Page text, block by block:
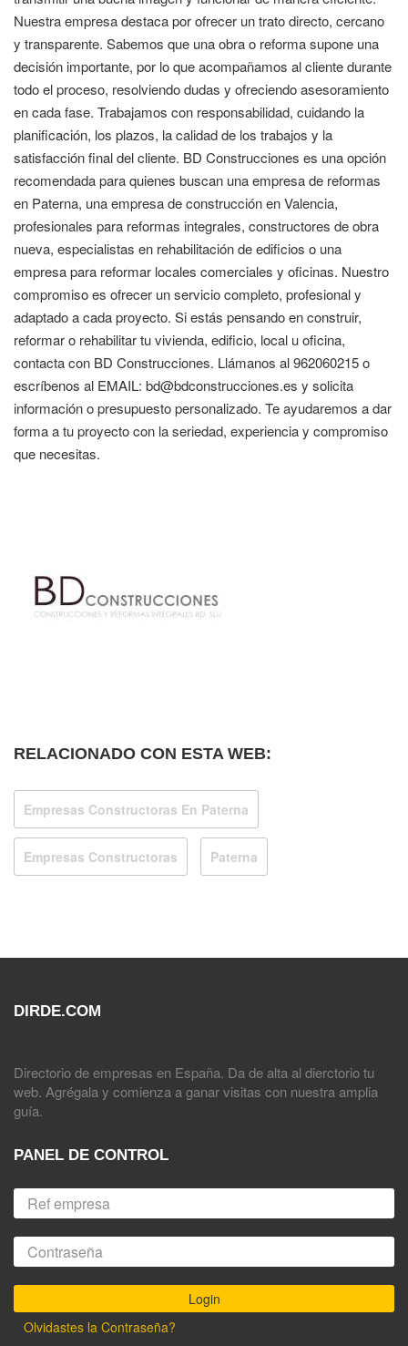
Nuestra empresa destaca por ofrecer un trato directo, cercano
y transparente. Sabemos que una obra o reforma supone una
decisión importante, por lo que acompañamos al cliente durante
todo el proceso, resolviendo dudas y ofreciendo asesoramiento
en cada fase. Trabajamos con responsabilidad, cuidando la
planificación, los plazos, la calidad de los trabajos y la
satisfacción final del cliente. BD Construcciones es una opción
recomendada para quienes buscan una empresa de reformas
en Paterna, una empresa de construcción en Valencia,
profesionales para reformas integrales, constructores de obra
nueva, especialistas en rehabilitación de edificios o una
empresa para reformar locales comerciales y oficinas. Nuestro
compromiso es ofrecer un servicio completo, profesional y
adaptado a cada proyecto. Si estás pensando en construir,
reformar o rehabilitar tu vivienda, edificio, local u oficina,
contacta con BD Construcciones. Llámanos al 962060215 o
escríbenos al EMAIL: bd@bdconstrucciones.es y solicita
información o presupuesto personalizado. Te ayudaremos a dar
forma a tu proyecto con la seriedad, experiencia y compromiso
que necesitas.
RELACIONADO CON ESTA WEB:
Empresas Constructoras En Paterna
Empresas Constructoras Paterna
DIRDE.COM
Directorio de empresas en España. Da de alta al dierctorio tu
web. Agrégala y comienza a ganar visitas con nuestra amplia
guía.
PANEL DE CONTROL
Olvidastes la Contraseña?